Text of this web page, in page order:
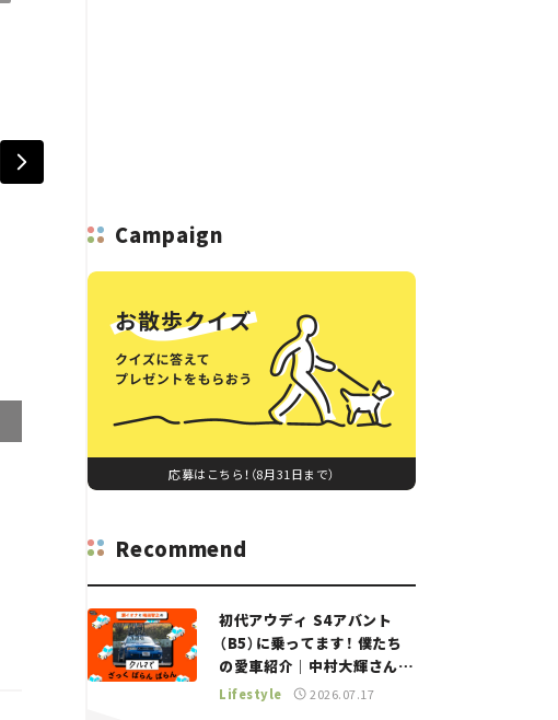
Campaign
応募はこちら！（8月31日まで）
Recommend
初代アウディ S4アバント
（B5）に乗ってます！ 僕たち
の愛車紹介｜中村大輝さん
——瀬イオナと嶋田智之の
Lifestyle 2026.07.17